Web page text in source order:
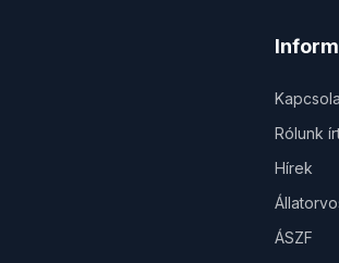
Rólunk
Hírek
ÁSZF